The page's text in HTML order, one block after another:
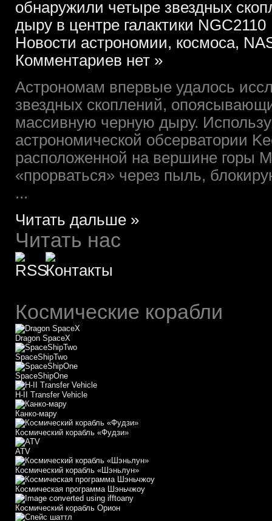
обнаружили четыре звездных
дыру в центре галактики NGC2110
Новости астрономии, космоса,
Комментариев нет »
Астрономам впервые удалось
звездных скоплений,
массивную черную дыру.
астрономической обсерватории
расположенной на вершине горы
«прорваться» через пыль,
...
Читать дальше »
Читать нас
Космические корабли
Dragon SpaceX
SpaceShipTwo
SpaceShipOne
H-II Transfer Vehicle
Канко-мару
Космический корабль «Фудзи»
АТV
Космический корабль «Шэньлун»
Космическая программа Шэньчжоу
Космический корабль Орион